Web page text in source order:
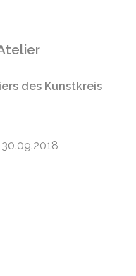
r
des Kunstkreis